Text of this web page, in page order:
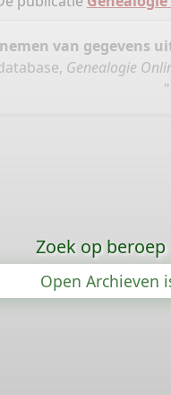
van gegevens
Genealogie
Zoek op
Open Archieven